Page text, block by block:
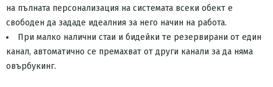
на пълната персонализация на системата всеки обект е
свободен да зададе идеалния за него начин на работа.
При малко налични стаи и бидейки те резервирани от един
канал, автоматично се премахват от други канали за да няма
овърбукинг.